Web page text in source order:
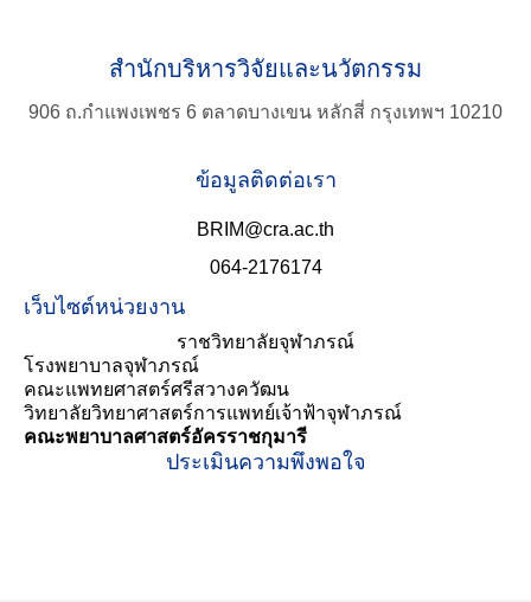
สำนักบริหารวิจัยและนวัตกรรม
906 ถ.กำแพงเพชร 6 ตลาดบางเขน หลักสี่ กรุงเทพฯ 10210
ข้อมูลติดต่อเรา
BRIM@cra.ac.th
064-2176174
เว็บไซต์หน่วยงาน
ราชวิทยาลัยจุฬาภรณ์
โรงพยาบาลจุฬาภรณ์
คณะแพทยศาสตร์ศรีสวางควัฒน
วิทยาลัยวิทยาศาสตร์การแพทย์เจ้าฟ้าจุฬาภรณ์
คณะพยาบาลศาสตร์อัครราชกุมารี
ประเมินความพึงพอใจ